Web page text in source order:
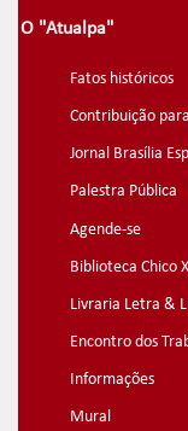
O "Atualpa"
Fatos históricos
Contribuição
Jornal Brasília
Palestra Pública
Agende-se
Biblioteca Chico
Livraria Letra &
Encontro dos
Informações
Mural